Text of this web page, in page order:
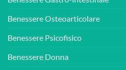
Benessere Osteoarticolare
Benessere Psicofisico
Benessere Donna